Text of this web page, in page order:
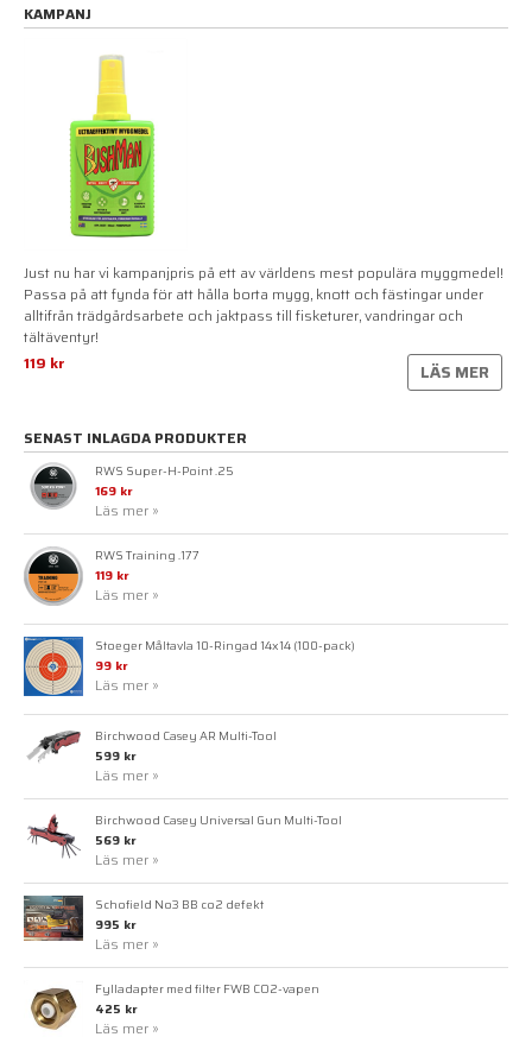
KAMPANJ
Just nu har vi kampanjpris på ett av världens mest populära myggmedel!
Passa på att fynda för att hålla borta mygg, knott och fästingar under
alltifrån trädgårdsarbete och jaktpass till fisketurer, vandringar och
tältäventyr!
119 kr
LÄS MER
SENAST INLAGDA PRODUKTER
RWS Super-H-Point .25
169 kr
Läs mer »
RWS Training .177
119 kr
Läs mer »
Stoeger Måltavla 10-Ringad 14x14 (100-pack)
99 kr
Läs mer »
Birchwood Casey AR Multi-Tool
599 kr
Läs mer »
Birchwood Casey Universal Gun Multi-Tool
569 kr
Läs mer »
Schofield No3 BB co2 defekt
995 kr
Läs mer »
Fylladapter med filter FWB CO2-vapen
425 kr
Läs mer »